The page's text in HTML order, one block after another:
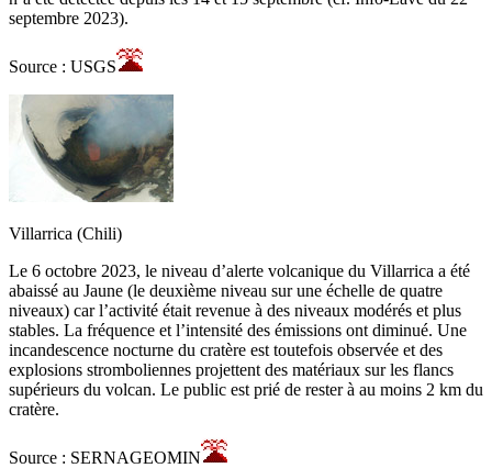
septembre 2023).
Source : USGS
Villarrica (Chili)
Le 6 octobre 2023, le niveau d’alerte volcanique du Villarrica a été
abaissé au Jaune (le deuxième niveau sur une échelle de quatre
niveaux) car l’activité était revenue à des niveaux modérés et plus
stables. La fréquence et l’intensité des émissions ont diminué. Une
incandescence nocturne du cratère est toutefois observée et des
explosions stromboliennes projettent des matériaux sur les flancs
supérieurs du volcan. Le public est prié de rester à au moins 2 km du
cratère.
Source : SERNAGEOMIN